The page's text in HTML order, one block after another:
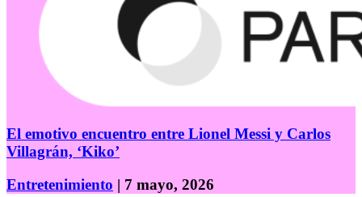
El emotivo encuentro entre Lionel Messi y Carlos
Villagrán, ‘Kiko’
Entretenimiento | 7 mayo, 2026